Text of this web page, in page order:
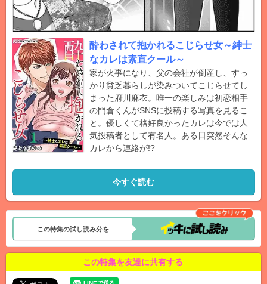
酔わされて抱かれるこじらせ女～紳士
なカレは素直クール～
家が火事になり、父の会社が倒産し、すっ
かり貧乏暮らしが染みついてこじらせてし
まった府川麻衣。唯一の楽しみは初恋相手
の門倉くんがSNSに投稿する写真を見るこ
と。優しくて格好良かったカレは今では人
気投稿者として有名人。ある日突然そんな
カレから連絡が!?
今すぐ読む
この特集の試し読み分を
この特集を友達に共有する